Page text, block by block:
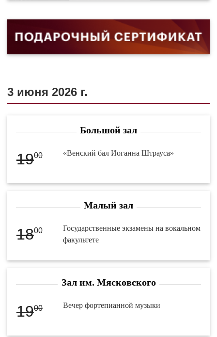
3 июня 2026 г.
Большой зал
1900 «Венский бал Иоганна Штрауса»
Малый зал
1800
Государственные экзамены на вокальном
факультете
Зал им. Мясковского
1900 Вечер фортепианной музыки